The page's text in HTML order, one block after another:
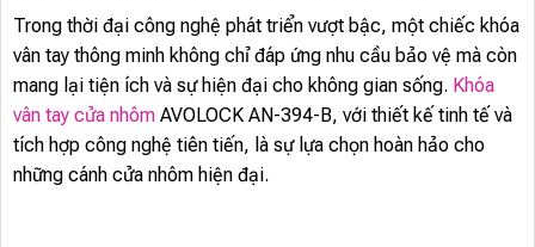
Trong thời đại công nghệ phát triển vượt bậc, một chiếc khóa
vân tay thông minh không chỉ đáp ứng nhu cầu bảo vệ mà còn
mang lại tiện ích và sự hiện đại cho không gian sống. Khóa
vân tay cửa nhôm AVOLOCK AN-394-B, với thiết kế tinh tế và
tích hợp công nghệ tiên tiến, là sự lựa chọn hoàn hảo cho
những cánh cửa nhôm hiện đại.